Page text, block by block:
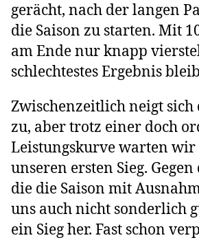
gerächt, nach der langen
die Saison zu starten. Mit
am Ende nur knapp
schlechtestes Ergebnis
Zwischenzeitlich neigt sich
zu, aber trotz einer doch
Leistungskurve warten
unseren ersten Sieg.
die die Saison mit
uns auch nicht sonderlich
ein Sieg her. Fast schon